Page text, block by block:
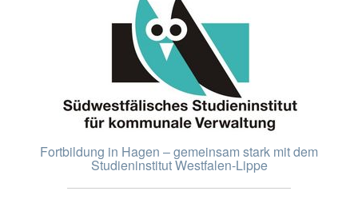
Fortbildung in Hagen – gemeinsam stark mit dem
Studieninstitut Westfalen-Lippe